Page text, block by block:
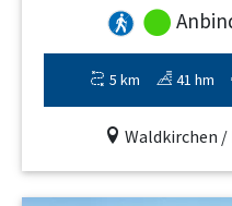
5 km 41 hm
Waldkirchen